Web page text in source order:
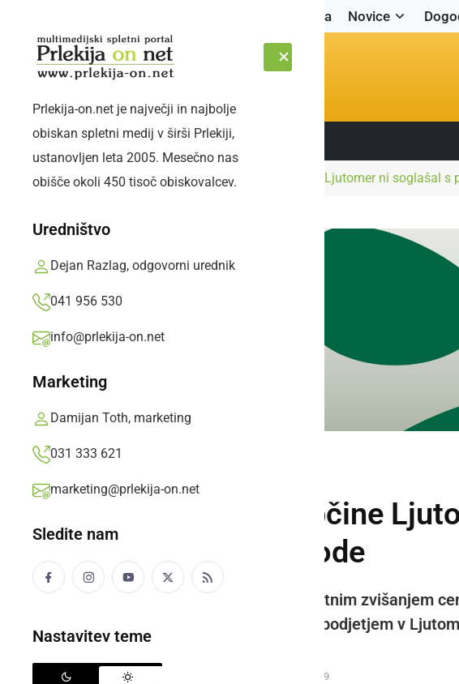
Naslovnica Novice
PETEK, 7. AVGUST 2026 Sledite nam:
Prlekija-on.net je največji in najbolje
obiskan spletni medij v širši Prlekiji,
ustanovljen leta 2005. Mesečno nas
obišče okoli 450 tisoč obiskovalcev.
Uredništvo
Dejan Razlag, odgovorni urednik
041 956 530
info@prlekija-on.net
Marketing
Damijan Toth, marketing
031 333 621
marketing@prlekija-on.net
Sledite nam
Nastavitev teme
Naslovnica PolitikaObčinski svet Občine Ljutomer ni soglašal s
Občinski svet Občine
zvišanjem cen vode
S predlaganim skoraj 300-odstotnim zvišanjem
bi v nekaterih primerih naložilo podjetjem v
stroške za vodo
Prlekija-on.net, četrtek, 21. december 2017 ob 08:49